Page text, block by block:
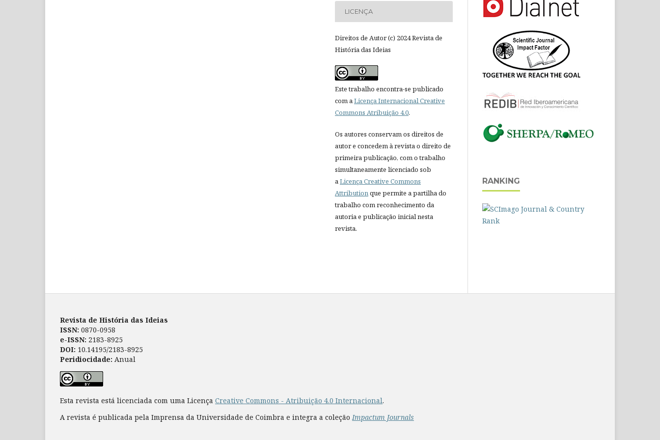
LICENÇA
Direitos de Autor (c) 2024 Revista de
História das Ideias
Este trabalho encontra-se publicado
com aLicença Internacional Creative
Commons Atribuição 4.0.
Os autores conservam os direitos de
autor e concedem à revista o direito de
primeira publicação, com o trabalho
simultaneamente licenciado sob
aLicença Creative Commons
Attributionque permite a partilha do
trabalho com reconhecimento da
autoria e publicação inicial nesta
revista.
RANKING
Revista de História das Ideias
ISSN: 0870-0958
e-ISSN: 2183-8925
DOI: 10.14195/2183-8925
Peridiocidade: Anual
Esta revista está licenciada com uma Licença Creative Commons - Atribuição 4.0 Internacional.
A revista é publicada pela Imprensa da Universidade de Coimbra e integra a coleçãoImpactum Journals